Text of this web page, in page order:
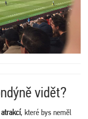
vidět?
atrakcí, které bys neměl